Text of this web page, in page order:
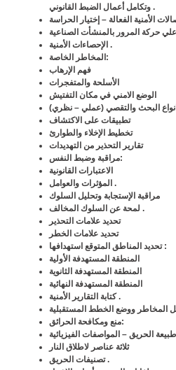
وتكامل أعمال الضبط القانوني .
الإحصاءات الأمنية .
المخاطر الخاصة :
فهم الإرهاب
الأسلحة والمتفجرات
الوضع الامني في مكان التفتيش
انواع البحث والتقصي (عملي – نظري)
تطبيقات على الاكتشاف
تخطيط الإخلاء والطوارئ
تقارير التحذير من التهديدات
مراقبة وضبط النفس:
الاعتبارات القانونية
المؤثرات والعوامل .
مراقبة الإستجابة وتحليل السلوك
لمحة عن السلوك المخالف .
تحديد علامات التحذير
تحديد علامات الخطر
تحديد المناطق المتوقع استهدافها :
المنطقة المستهدفة الأولية
المنطقة المستهدفة الثانوية
المنطقة المستهدفة النهائية
كتابة التقارير الأمنية .
منع ومكافحة الحرائق:
ثلاثة عناصر لاطلاق النار
تصنيفات الحريق .